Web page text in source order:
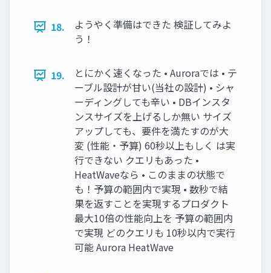
18.
ようやく準備はできた 検証してみよ
う！
19.
とにかく速くなった • Auroraでは • テ
ーブル設計が甘い(当社の設計) • シャ
ーディングしても辛い • DBインスタ
ンスサイズを上げるしか無い サイズ
アップしても、要件を満たすのが大
変 (性能・予算) 60秒以上もしく は実
行できない クエリもあった •
HeatWaveなら • このままの状態で
も！予算の範囲内で実現 • 数秒で結
果を返すことを実現するプロダクト
最大10倍の性能向上を 予算の範囲内
で実現 どのクエリも 10秒以内で実行
可能 Aurora HeatWave